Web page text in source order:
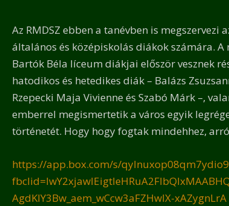
Az RMDSZ ebben a tanévben is
általános és középiskolás diákok számára.
Bartók Béla líceum diákjai először vesznek
hatodikos és hetedikes diák – Balázs
Rzepecki Maja Vivienne és Szabó Márk –,
emberrel megismertetik a város egyik
történetét. Hogy hogy fogtak mindehhez,
https://app.box.com/s/
AgdKlY3Bw_aem_wCcw3aFZHwlX-xAZygnLrA